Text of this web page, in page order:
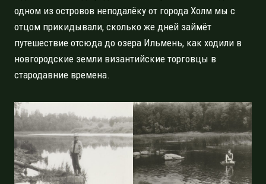
одном из островов неподалёку от города Холм мы с
отцом прикидывали, сколько же дней займёт
путешествие отсюда до озера Ильмень, как ходили в
новгородские земли византийские торговцы в
стародавние времена.